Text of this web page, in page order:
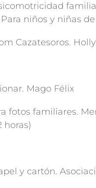
niños y niñas
Cazatesoros.
Mago Félix
fotos familiares.
horas)
y cartón.